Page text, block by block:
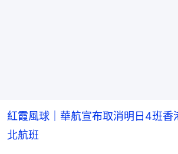
紅霞風球｜華航宣布取消明日4班香
北航班